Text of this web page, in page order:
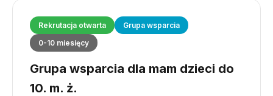
Rekrutacja otwarta
Grupa wsparcia
0-10 miesięcy
Grupa wsparcia dla mam dzieci do
10. m. ż.